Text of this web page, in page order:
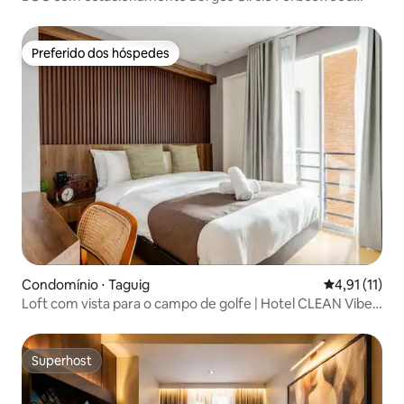
Preferido dos hóspedes
Preferido dos hóspedes
Condomínio ⋅ Taguig 4,91 de uma
4,91 (11)
Loft com vista para o campo de golfe | Hotel CLEAN Vibe |
Superhost
Superhost